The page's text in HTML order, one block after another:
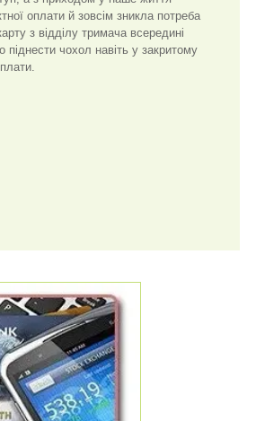
оплати й зовсім зникла потреба
з відділу тримача всередині
піднести чохол навіть у закритому